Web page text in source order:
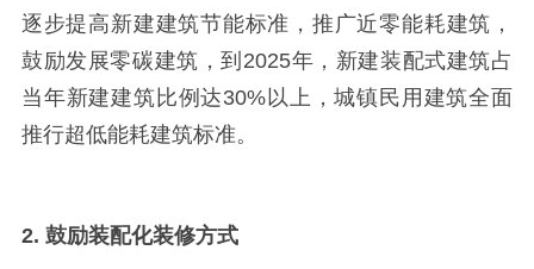
逐步提高新建建筑节能标准，推广近零能耗建筑，
鼓励发展零碳建筑，到 2025年，新建装配式建筑占
当年新建建筑比例达30% 以上，城镇民用建筑全面
推行超低能耗建筑标准。
2. 鼓励装配化装修方式